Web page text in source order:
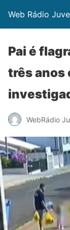
Web Rádio
Pai é
três anos
WebRádio